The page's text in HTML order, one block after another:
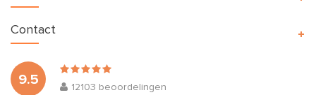
9.5
12103 beoordelingen
Contact